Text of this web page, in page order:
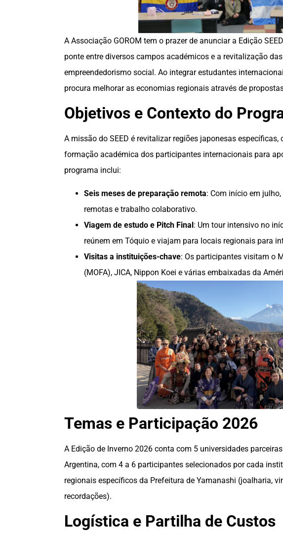
A Associação GOROM tem o prazer de anunciar a Edição
ponte entre diversos campos académicos e a revitalização
empreendedorismo social. Ao integrar estudantes
procura melhorar as economias regionais através de
Objetivos e Contexto do
A missão do SEED é revitalizar regiões japonesas
formação académica dos participantes internacionais para
programa inclui:
Seis meses de preparação remota: Com início em
remotas e trabalho colaborativo.
Viagem de estudo e Pitch Final: Um tour intensivo no
reúnem em Tóquio e viajam para locais regionais para
Visitas a instituições-chave: Os participantes visitam o
(MOFA), JICA, Nippon Koei e várias embaixadas da
Temas e Participação 2026
A Edição de Inverno 2026 conta com 5 universidades
Argentina, com 4 a 6 participantes selecionados por cada
regionais específicos da Prefeitura de Yamanashi (joalharia,
recordações).
Logística e Partilha de Custos